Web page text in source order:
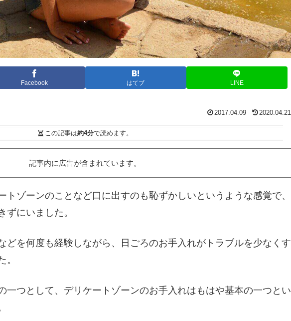
Facebook はてブ LINE
2017.04.09 2020.04.21
この記事は約4分で読めます。
記事内に広告が含まれています。
トゾーンのことなど口に出すのも恥ずかしいというような感覚で、
ずにいました。
どを何度も経験しながら、日ごろのお手入れがトラブルを少なくす
。
一つとして、デリケートゾーンのお手入れはもはや基本の一つとい